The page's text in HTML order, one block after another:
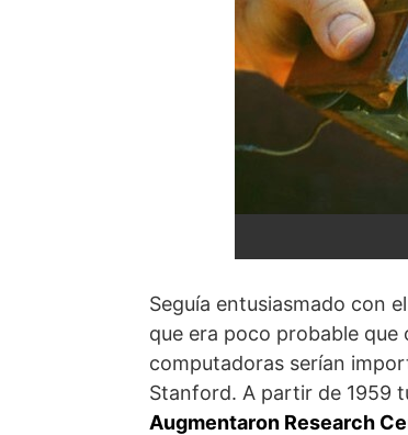
Seguía entusiasmado con
que era poco probable
computadoras serían
Stanford. A partir de 1959
Augmentaron Research